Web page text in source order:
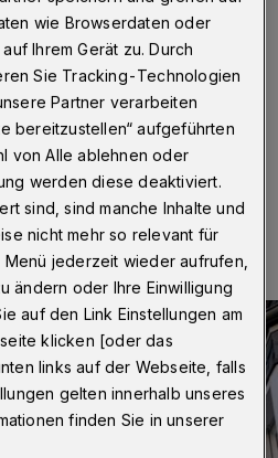
(10. Mai 2021) muss am
Straße und der Straße
Hochbaumaßnahme eine
Elberfeld eingerichtet
Minute Lesezeit
wie Browserdaten oder
Ihrem Gerät zu. Durch
Sie Tracking-Technologien
Partner verarbeiten
bereitzustellen“ aufgeführten
von Alle ablehnen oder
werden diese deaktiviert.
sind, sind manche Inhalte und
nicht mehr so relevant für
jederzeit wieder aufrufen,
ändern oder Ihre Einwilligung
auf den Link Einstellungen am
klicken [oder das
links auf der Webseite, falls
gelten innerhalb unseres
finden Sie in unserer